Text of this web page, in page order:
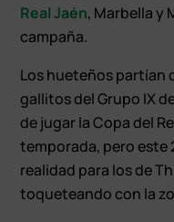
Real Jaén, Marbella y
campaña.
Los hueteños partían
gallitos del Grupo IX
de jugar la Copa del
temporada, pero este
realidad para los de
toqueteando con la